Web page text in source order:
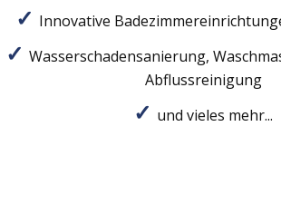
Innovative
Wasserschadensanierung,
Abflussreinigung
und vieles mehr...